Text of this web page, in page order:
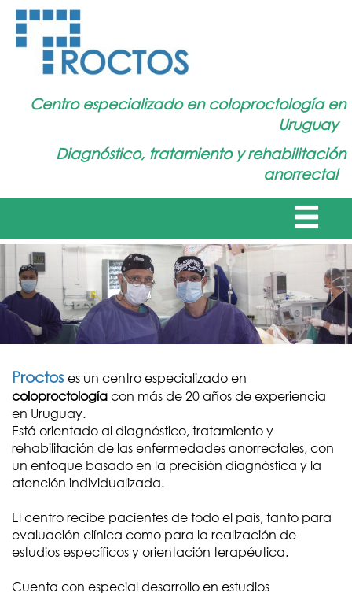
Centro especializado en coloproctología en
Uruguay
Diagnóstico, tratamiento y rehabilitación
anorrectal
Proctoses un centro especializado en
coloproctologíacon más de 20 años de experiencia
en Uruguay.
Está orientado al diagnóstico, tratamiento y
rehabilitación de las enfermedades anorrectales, con
un enfoque basado en la precisión diagnóstica y la
atención individualizada.
El centro recibe pacientes de todo el país, tanto para
evaluación clínica como para la realización de
estudios específicos y orientación terapéutica.
Cuenta con especial desarrollo en estudios